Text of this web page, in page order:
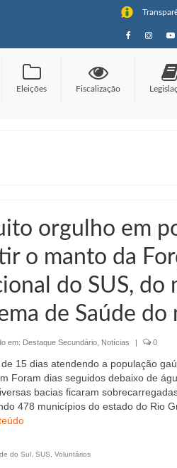
Eleições Fiscalização
orgulho em
o manto da
do SUS, do
de Saúde do
em: Destaque Secundário, Notícias | 0
15 dias atendendo a população
Foram dias seguidos debaixo de
bacias ficaram
478 municípios do estado do Rio
do Sul, SUS Voluntários